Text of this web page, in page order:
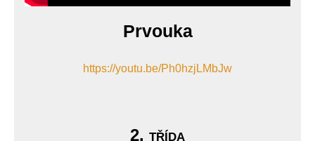
Prvouka
https://youtu.be/Ph0hzjLMbJw
2. třída